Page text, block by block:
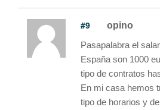
#9 opino
Pasapalabra el
España son 1000
tipo de contratos
En mi casa hemos
tipo de horarios y